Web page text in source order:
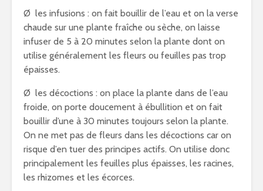
Ø les infusions : on fait bouillir de l’eau et on la verse
chaude sur une plante fraîche ou sèche, on laisse
infuser de 5 à 20 minutes selon la plante dont on
utilise généralement les fleurs ou feuilles pas trop
épaisses.
Ø les décoctions : on place la plante dans de l’eau
froide, on porte doucement à ébullition et on fait
bouillir d’une à 30 minutes toujours selon la plante.
On ne met pas de fleurs dans les décoctions car on
risque d’en tuer des principes actifs. On utilise donc
principalement les feuilles plus épaisses, les racines,
les rhizomes et les écorces.